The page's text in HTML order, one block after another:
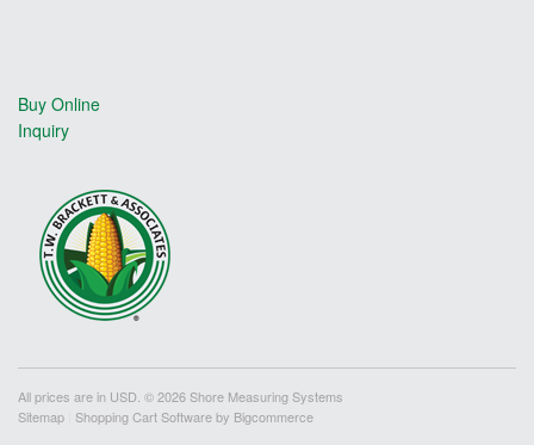
Buy Online
Inquiry
All prices are in USD . © 2026 Shore Measuring Systems
Sitemap Shopping Cart Softwareby Bigcommerce